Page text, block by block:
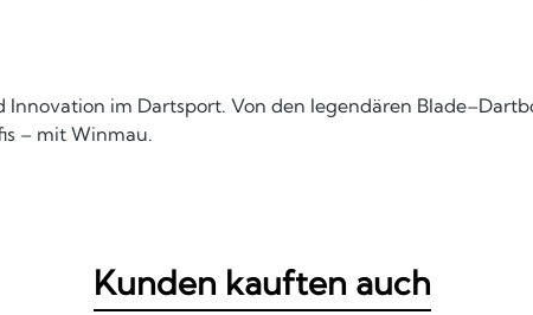
im Dartsport. Von den legendären
– mit Winmau.
Kunden kauften auch